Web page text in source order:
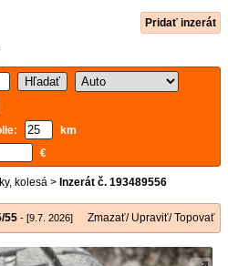
Pridať inzerát
km
€
kolesá > Inzerát č. 193489556
55 - [9.7. 2026] Zmazať/ Upraviť/ Topovať